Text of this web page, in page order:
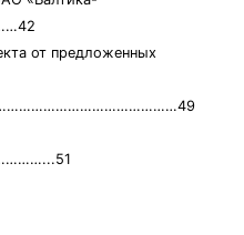
от предложенных